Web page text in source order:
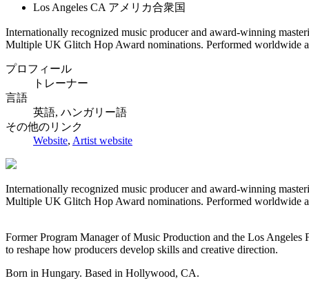
Los Angeles CA アメリカ合衆国
Internationally recognized music producer and award-winning
Multiple UK Glitch Hop Award nominations. Performed worldwide
プロフィール
トレーナー
言語
英語, ハンガリー語
その他のリンク
Website, Artist website
Internationally recognized music producer and award-winning
Multiple UK Glitch Hop Award nominations. Performed worldwide
Former Program Manager of Music Production and the Los
to reshape how producers develop skills and creative direction.
Born in Hungary. Based in Hollywood, CA.